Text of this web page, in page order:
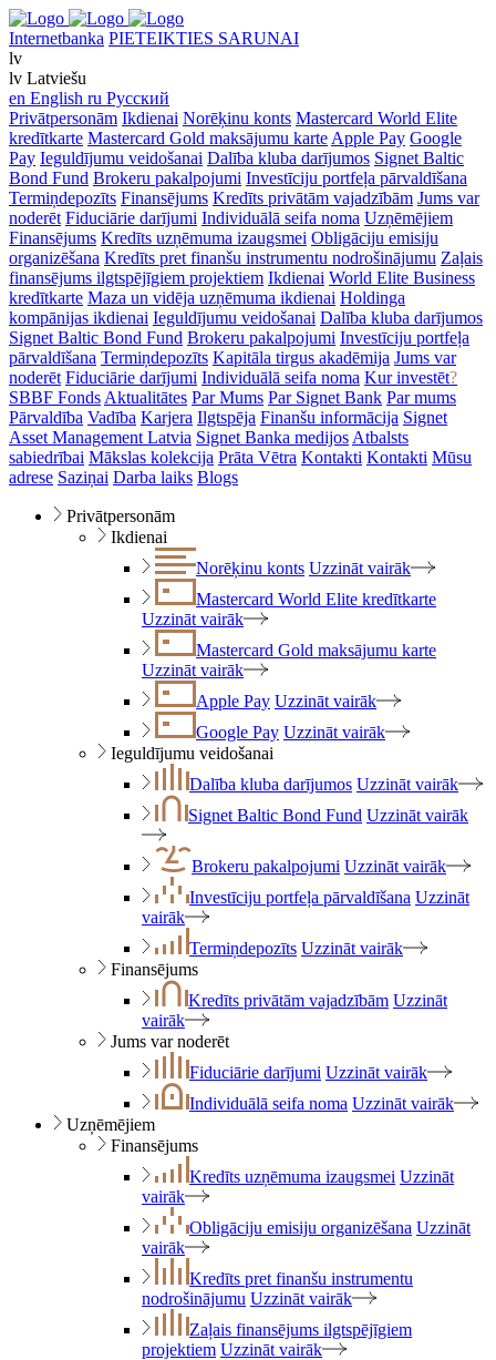
Internetbanka PIETEIKTIES SARUNAI
lv
lv Latviešu
en English ru Русский
Privātpersonām Ikdienai Norēķinu konts Mastercard World Elite
kredītkarte Mastercard Gold maksājumu karte Apple Pay Google
Pay Ieguldījumu veidošanai Dalība kluba darījumos Signet Baltic
Bond Fund Brokeru pakalpojumi Investīciju portfeļa pārvaldīšana
Termiņdepozīts Finansējums Kredīts privātām vajadzībām Jums var
noderēt Fiduciārie darījumi Individuālā seifa noma Uzņēmējiem
Finansējums Kredīts uzņēmuma izaugsmei Obligāciju emisiju
organizēšana Kredīts pret finanšu instrumentu nodrošinājumu Zaļais
finansējums ilgtspējīgiem projektiem Ikdienai World Elite Business
kredītkarte Maza un vidēja uzņēmuma ikdienai Holdinga
kompānijas ikdienai Ieguldījumu veidošanai Dalība kluba darījumos
Signet Baltic Bond Fund Brokeru pakalpojumi Investīciju portfeļa
pārvaldīšana Termiņdepozīts Kapitāla tirgus akadēmija Jums var
noderēt Fiduciārie darījumi Individuālā seifa noma Kur investēt?
SBBF Fonds Aktualitātes Par Mums Par Signet Bank Par mums
Pārvaldība Vadība Karjera Ilgtspēja Finanšu informācija Signet
Asset Management Latvia Signet Banka medijos Atbalsts
sabiedrībai Mākslas kolekcija Prāta Vētra Kontakti Kontakti Mūsu
adrese Saziņai Darba laiks Blogs
Privātpersonām
Ikdienai
Norēķinu konts Uzzināt vairāk
Mastercard World Elite kredītkarte
Uzzināt vairāk
Mastercard Gold maksājumu karte
Uzzināt vairāk
Apple Pay Uzzināt vairāk
Google Pay Uzzināt vairāk
Ieguldījumu veidošanai
Dalība kluba darījumos Uzzināt vairāk
Signet Baltic Bond Fund Uzzināt vairāk
Brokeru pakalpojumi Uzzināt vairāk
Investīciju portfeļa pārvaldīšana Uzzināt
vairāk
Termiņdepozīts Uzzināt vairāk
Finansējums
Kredīts privātām vajadzībām Uzzināt
vairāk
Jums var noderēt
Fiduciārie darījumi Uzzināt vairāk
Individuālā seifa noma Uzzināt vairāk
Uzņēmējiem
Finansējums
Kredīts uzņēmuma izaugsmei Uzzināt
vairāk
Obligāciju emisiju organizēšana Uzzināt
vairāk
Kredīts pret finanšu instrumentu
nodrošinājumu Uzzināt vairāk
Zaļais finansējums ilgtspējīgiem
projektiem Uzzināt vairāk